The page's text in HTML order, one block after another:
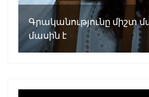
Գրականությունը միշտ
մասին է